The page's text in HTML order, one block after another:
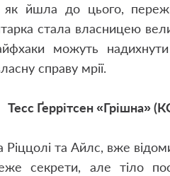
як йшла до цього,
стала власницею
можуть
справу мрії.
Тесс Ґеррітсен «Грішна»
Ріццолі та Айлс, вже
секрети, але тіло